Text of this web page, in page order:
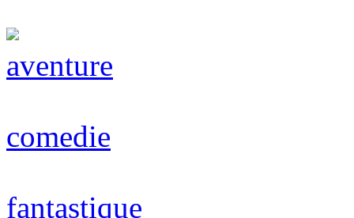
aventure
comedie
fantastique